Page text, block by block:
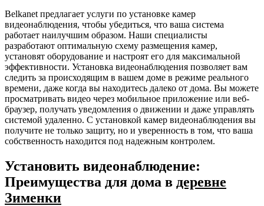
Belkanet предлагает услуги по установке камер
видеонаблюдения, чтобы убедиться, что ваша система
работает наилучшим образом. Наши специалисты
разработают оптимальную схему размещения камер,
установят оборудование и настроят его для максимальной
эффективности. Установка видеонаблюдения позволяет вам
следить за происходящим в вашем доме в режиме реального
времени, даже когда вы находитесь далеко от дома. Вы можете
просматривать видео через мобильное приложение или веб-
браузер, получать уведомления о движении и даже управлять
системой удаленно. С установкой камер видеонаблюдения вы
получите не только защиту, но и уверенность в том, что ваша
собственность находится под надежным контролем.
Установить видеонаблюдение:
Преимущества для дома в деревне
Зименки